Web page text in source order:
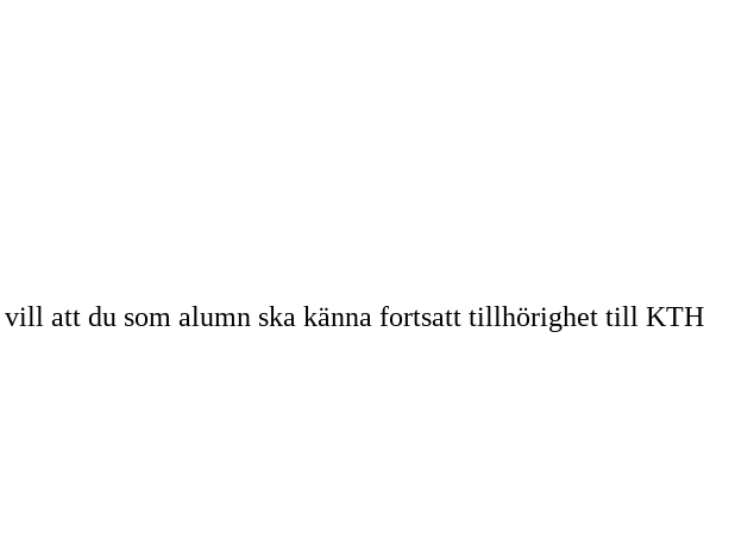
att du som alumn ska känna fortsatt tillhörighet till KTH